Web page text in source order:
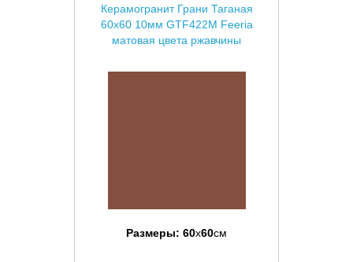
Керамогранит Грани Таганая
60x60 10мм GTF422М Feeria
матовая цвета ржавчины
Размеры: 60x60см